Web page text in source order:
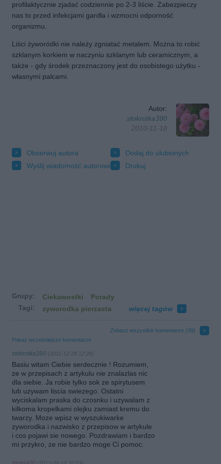
profilaktycznie zjadać codziennie po 2-3 liście. Zabezpieczy
nas to przed infekcjami gardła i wzmocni odporność
organizmu.
Liści żyworódki nie należy zgniatać metalem. Można to robić
szklanym korkiem w naczyniu szklanym lub ceramicznym, a
także - gdy środek przeznaczony jest do osobistego użytku -
własnymi palcami.
Autor:
stokrotka390
2010-11-18
Obserwuj autora
Dodaj do ulubionych
Wyślij wiadomość autorowi
Drukuj
Grupy: Ciekawostki
Porady
Tagi:
zyworodka pierzasta więcej tagów
Zobacz wszystkie komentarze (39)
Pokaż wcześniejsze komentarze
stokrotka390 (2011-12-28 12:28)
Basiu witam Ciebie serdecznie ! Rozumiem,
ze w przepisach z artykulu nie znalazlas nic
dla siebie. Ja robie tylko sok ze spirytusem
lub uzywam liscia swiezego. Ostatni
wyciskalam praska do czosnku i uzywalam z
kilkoma kropelkami olejku zamiast kremu do
twarzy. Moze wpisz w wyszukiwarke
zyworodka i nazwisko z przepisow w artykule
i cos pojawi sie nowego. Pozdrawiam i bardzo
mi przykro, ze nie bardzo moge Ci pomoc.